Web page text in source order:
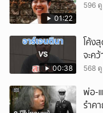
01:22
596 ดู
00:38
โค้ง
จะค
568 ดู
พ่อ-
รำค